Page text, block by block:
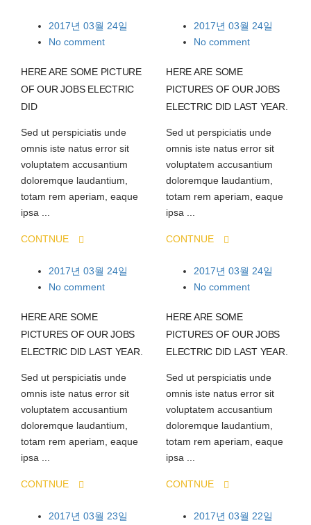
2017년 03월 24일
No comment
HERE ARE SOME PICTURE
OF OUR JOBS ELECTRIC
DID
Sed ut perspiciatis unde
omnis iste natus error sit
voluptatem accusantium
doloremque laudantium,
totam rem aperiam, eaque
ipsa ...
CONTNUE
2017년 03월 24일
No comment
HERE ARE SOME
PICTURES OF OUR JOBS
ELECTRIC DID LAST YEAR.
Sed ut perspiciatis unde
omnis iste natus error sit
voluptatem accusantium
doloremque laudantium,
totam rem aperiam, eaque
ipsa ...
CONTNUE
2017년 03월 24일
No comment
HERE ARE SOME
PICTURES OF OUR JOBS
ELECTRIC DID LAST YEAR.
Sed ut perspiciatis unde
omnis iste natus error sit
voluptatem accusantium
doloremque laudantium,
totam rem aperiam, eaque
ipsa ...
CONTNUE
2017년 03월 24일
No comment
HERE ARE SOME
PICTURES OF OUR JOBS
ELECTRIC DID LAST YEAR.
Sed ut perspiciatis unde
omnis iste natus error sit
voluptatem accusantium
doloremque laudantium,
totam rem aperiam, eaque
ipsa ...
CONTNUE
2017년 03월 23일
2017년 03월 22일